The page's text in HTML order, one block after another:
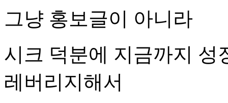
그냥 홍보글이 아니라
시크 덕분에 지금까지 성
레버리지해서